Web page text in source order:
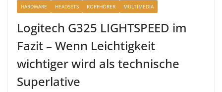
HARDWARE HEADSETS KOPFHÖRER MULTIMEDIA
Logitech G325 LIGHTSPEED im
Fazit – Wenn Leichtigkeit
wichtiger wird als technische
Superlative